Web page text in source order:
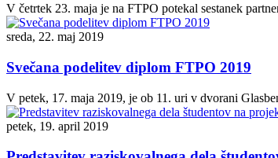
V četrtek 23. maja je na FTPO potekal sestanek
sreda, 22. maj 2019
Svečana podelitev diplom FTPO 2019
V petek, 17. maja 2019, je ob 11. uri v dvorani
petek, 19. april 2019